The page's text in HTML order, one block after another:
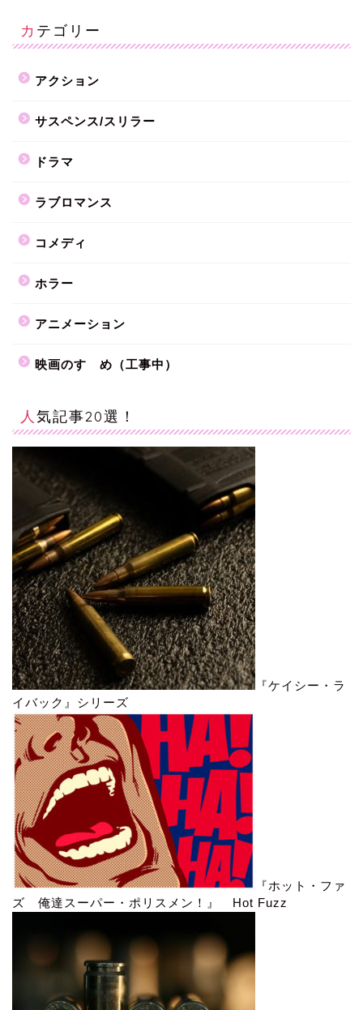
カテゴリー
アクション
サスペンス/スリラー
ドラマ
ラブロマンス
コメディ
ホラー
アニメーション
映画のすゝめ（工事中）
人気記事20選！
『ケイシー・ラ
イバック』シリーズ
『ホット・ファ
ズ 俺達スーパー・ポリスメン！』 Hot Fuzz